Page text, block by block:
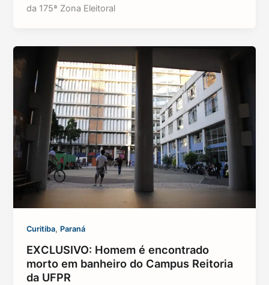
da 175ª Zona Eleitoral
Curitiba, Paraná
EXCLUSIVO: Homem é encontrado
morto em banheiro do Campus Reitoria
da UFPR